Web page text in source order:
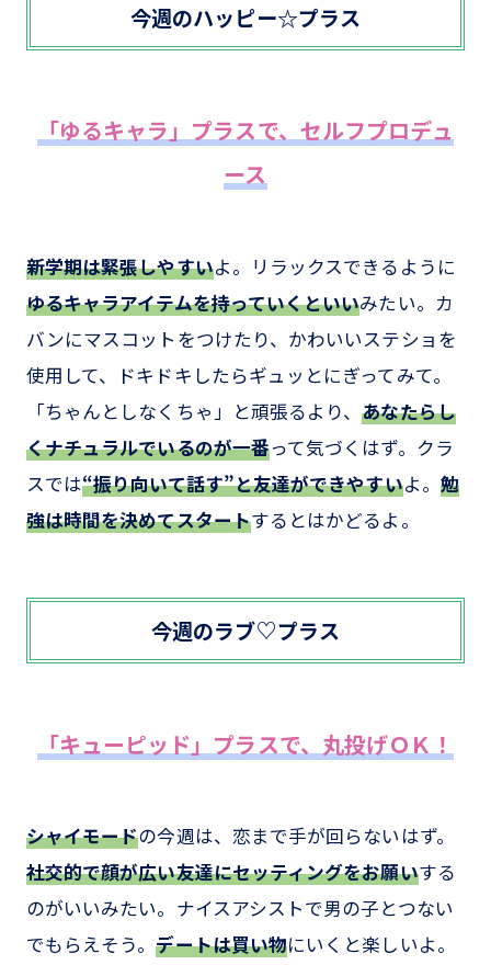
今週のハッピー☆プラス
「ゆるキャラ」プラスで、セルフプロデュ
ース
新学期は緊張しやすいよ。リラックスできるように
ゆるキャラアイテムを持っていくといいみたい。カ
バンにマスコットをつけたり、かわいいステショを
使用して、ドキドキしたらギュッとにぎってみて。
「ちゃんとしなくちゃ」と頑張るより、あなたらし
くナチュラルでいるのが一番って気づくはず。クラ
スでは“振り向いて話す”と友達ができやすいよ。 勉
強は時間を決めてスタートするとはかどるよ。
今週のラブ♡プラス
「キューピッド」プラスで、丸投げＯＫ！
シャイモードの今週は、恋まで手が回らないはず。
社交的で顔が広い友達にセッティングをお願いする
のがいいみたい。ナイスアシストで男の子とつない
でもらえそう。デートは買い物にいくと楽しいよ。